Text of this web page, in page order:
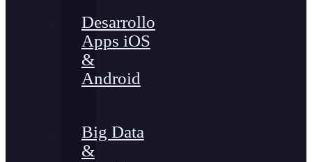
Desarrollo
Apps iOS
&
Android
Big Data
&